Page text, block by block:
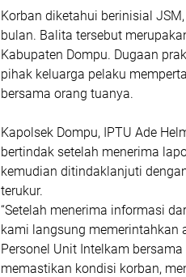
Korban diketahui berinisial
bulan. Balita tersebut
Kabupaten Dompu. Dugaan
pihak keluarga pelaku
bersama orang tuanya.
Kapolsek Dompu, IPTU Ade
bertindak setelah menerima
kemudian ditindaklanjuti
terukur.
“Setelah menerima informasi
kami langsung memerintahkan
Personel Unit Intelkam
memastikan kondisi korban,